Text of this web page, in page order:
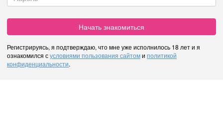
Начать знакомиться
Регистрируясь, я подтверждаю, что мне уже исполнилось 18 лет и я
ознакомился сусловиями пользования сайтоми политикой
конфиденциальности.